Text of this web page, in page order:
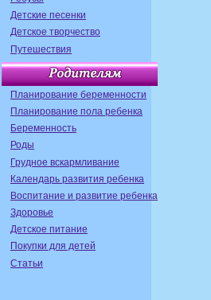
Детские песенки
Детское творчество
Путешествия
Планирование беременности
Планирование пола ребенка
Беременность
Роды
Грудное вскармливание
Календарь развития ребенка
Воспитание и развитие ребенка
Здоровье
Детское питание
Покупки для детей
Статьи